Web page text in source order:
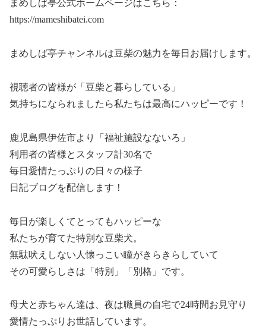
まめしば亭公式ホームページはこちら：
https://mameshibatei.com
まめしば亭チャンネルは豆柴の魅力を毎日お届けします。
視聴者の皆様が「豆柴と暮らしている」
気持ちになられましたら私たちは最高にハッピーです！
鹿児島県伊佐市より「福祉施設なないろ」
利用者の皆様とスタッフ計30名で
毎日愛情たっぷりの日々の様子
日記ブログを配信します！
毎日が楽しくてとってもハッピーな
私たちが育てた特別な豆柴犬。
無駄吠えしない人懐っこい瞳がきらきらしていて
その可愛らしさは「特別」「別格」です。
母犬と赤ちゃん達は、夜は職員の自宅で24時間お見守り
愛情たっぷりお世話しています。